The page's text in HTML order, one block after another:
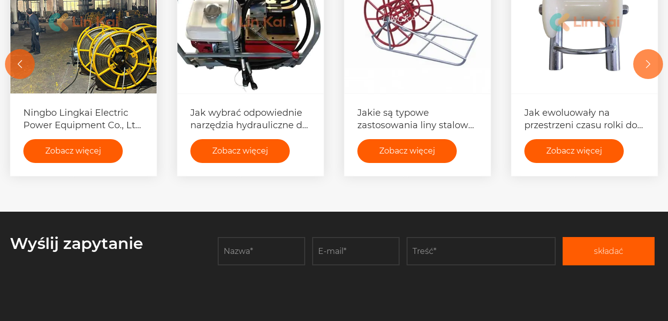
Ningbo Lingkai Electric
Power Equipment Co., Ltd.
wysyła do Malezji wysokiej
jakości liny stalowe
Zobacz więcej
Jak wybrać odpowiednie
narzędzia hydrauliczne do
swojego projektu?
Zobacz więcej
Jakie są typowe
zastosowania liny stalowej
zapobiegającej skręcaniu
się?
Zobacz więcej
Jak ewoluowały na
przestrzeni czasu rolki do
przeciągania kabli po linii
prostej?Zobacz więcej
 
Wyślij zapytanie składać